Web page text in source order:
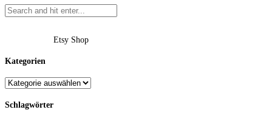
Etsy Shop
Kategorien
Schlagwörter